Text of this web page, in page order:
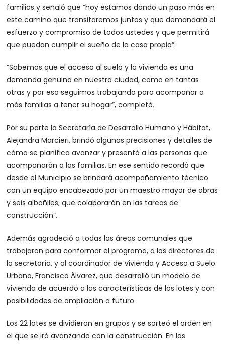
familias y señaló que “hoy estamos dando un paso más en
este camino que transitaremos juntos y que demandará el
esfuerzo y compromiso de todos ustedes y que permitirá
que puedan cumplir el sueño de la casa propia”.
“Sabemos que el acceso al suelo y la vivienda es una
demanda genuina en nuestra ciudad, como en tantas
otras y por eso seguimos trabajando para acompañar a
más familias a tener su hogar”, completó.
Por su parte la Secretaría de Desarrollo Humano y Hábitat,
Alejandra Marcieri, brindó algunas precisiones y detalles de
cómo se planifica avanzar y presentó a las personas que
acompañarán a las familias. En ese sentido recordó que
desde el Municipio se brindará acompañamiento técnico
con un equipo encabezado por un maestro mayor de obras
y seis albañiles, que colaborarán en las tareas de
construcción”.
Además agradeció a todas las áreas comunales que
trabajaron para conformar el programa, a los directores de
la secretaría, y al coordinador de Vivienda y Acceso a Suelo
Urbano, Francisco Álvarez, que desarrolló un modelo de
vivienda de acuerdo a las características de los lotes y con
posibilidades de ampliación a futuro.
Los 22 lotes se dividieron en grupos y se sorteó el orden en
el que se irá avanzando con la construcción. En las